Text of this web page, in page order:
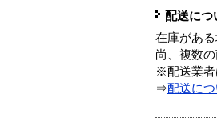
配送につ
在庫があ
尚、複数
※配送業者
⇒配送に